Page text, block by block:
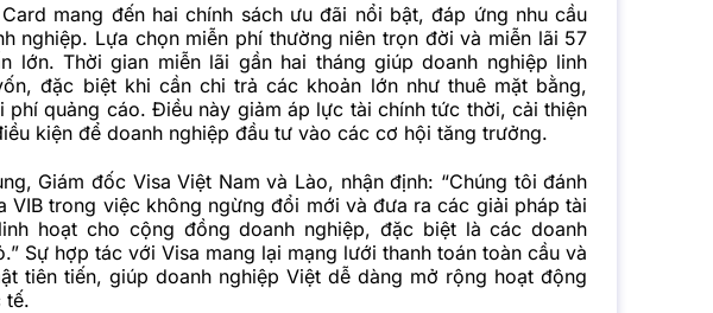
Card mang đến hai chính sách ưu đãi nổi bật, đáp ứng nhu cầu
nghiệp. Lựa chọn miễn phí thường niên trọn đời và miễn lãi 57
lớn. Thời gian miễn lãi gần hai tháng giúp doanh nghiệp linh
đặc biệt khi cần chi trả các khoản lớn như thuê mặt bằng,
phí quảng cáo. Điều này giảm áp lực tài chính tức thời, cải thiện
kiện để doanh nghiệp đầu tư vào các cơ hội tăng trưởng.
Giám đốc Visa Việt Nam và Lào, nhận định: “Chúng tôi đánh
VIB trong việc không ngừng đổi mới và đưa ra các giải pháp tài
hoạt cho cộng đồng doanh nghiệp, đặc biệt là các doanh
Sự hợp tác với Visa mang lại mạng lưới thanh toán toàn cầu và
tiên tiến, giúp doanh nghiệp Việt dễ dàng mở rộng hoạt động
tế.